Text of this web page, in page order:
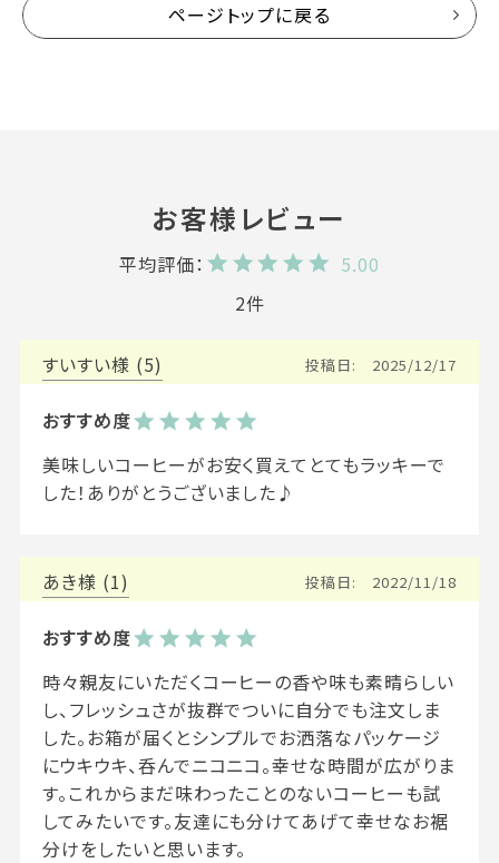
ページトップに戻る
5.00
2
すいすい 5 投稿日 2025/12/17
美味しいコーヒーがお安く買えてとてもラッキーで
した！ありがとうございました♪
あき 1 投稿日 2022/11/18
時々親友にいただくコーヒーの香や味も素晴らしい
し、フレッシュさが抜群でついに自分でも注文しま
した。お箱が届くとシンプルでお洒落なパッケージ
にウキウキ、呑んでニコニコ。幸せな時間が広がりま
す。これからまだ味わったことのないコーヒーも試
してみたいです。友達にも分けてあげて幸せなお裾
分けをしたいと思います。